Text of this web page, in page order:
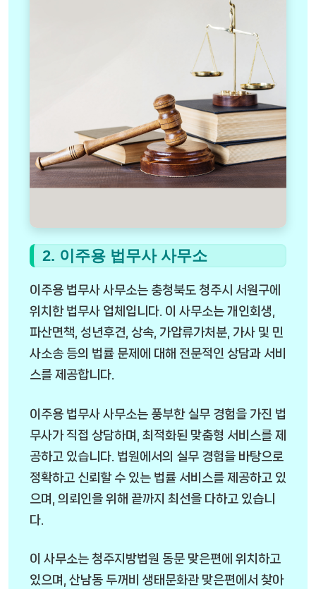
2. 이주용 법무사 사무소
이주용 법무사 사무소는 충청북도 청주시 서원구에
위치한 법무사 업체입니다. 이 사무소는 개인회생,
파산면책, 성년후견, 상속, 가압류가처분, 가사 및 민
사소송 등의 법률 문제에 대해 전문적인 상담과 서비
스를 제공합니다.
이주용 법무사 사무소는 풍부한 실무 경험을 가진 법
무사가 직접 상담하며, 최적화된 맞춤형 서비스를 제
공하고 있습니다. 법원에서의 실무 경험을 바탕으로
정확하고 신뢰할 수 있는 법률 서비스를 제공하고 있
으며, 의뢰인을 위해 끝까지 최선을 다하고 있습니
다.
이 사무소는 청주지방법원 동문 맞은편에 위치하고
있으며, 산남동 두꺼비 생태문화관 맞은편에서 찾아